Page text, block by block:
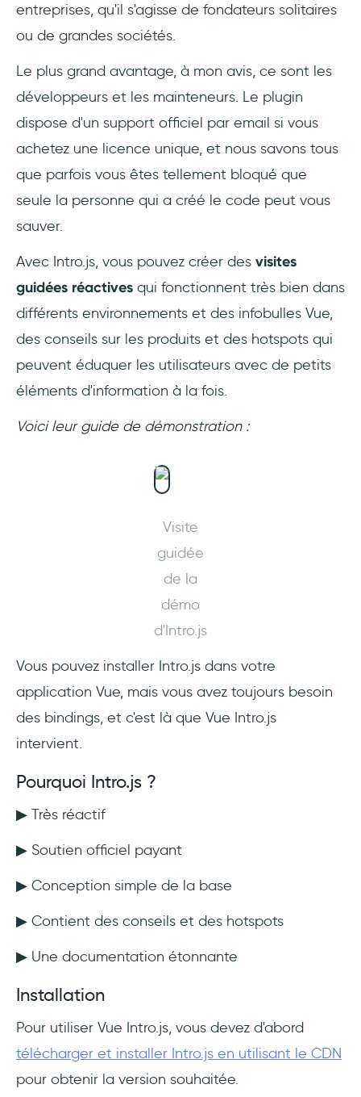
entreprises, qu'il s'agisse de fondateurs solitaires
ou de grandes sociétés.
Le plus grand avantage, à mon avis, ce sont les
développeurs et les mainteneurs. Le plugin
dispose d'un support officiel par email si vous
achetez une licence unique, et nous savons tous
que parfois vous êtes tellement bloqué que
seule la personne qui a créé le code peut vous
sauver.
Avec Intro.js, vous pouvez créer des visites
guidées réactives qui fonctionnent très bien dans
différents environnements et des infobulles Vue,
des conseils sur les produits et des hotspots qui
peuvent éduquer les utilisateurs avec de petits
éléments d'information à la fois.
Voici leur guide de démonstration :
Visite
guidée
de la
démo
d'Intro.js
Vous pouvez installer Intro.js dans votre
application Vue, mais vous avez toujours besoin
des bindings, et c'est là que Vue Intro.js
intervient.
Pourquoi Intro.js ?
▶ Très réactif
▶ Soutien officiel payant
▶ Conception simple de la base
▶ Contient des conseils et des hotspots
▶ Une documentation étonnante
Installation
Pour utiliser Vue Intro.js, vous devez d'abord
télécharger et installer Intro.js en utilisant le CDN
pour obtenir la version souhaitée.